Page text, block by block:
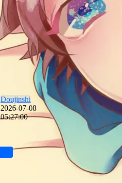
Doujinshi
2026-07-08
05:27:00